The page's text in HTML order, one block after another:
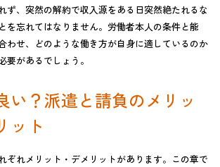
ず、突然の解約で収入源をある日突然絶たれるな
を忘れてはなりません。労働者本人の条件と能
わせ、どのような働き方が自身に適しているのか
要があるでしょう。
い？派遣と請負のメリッ
ット
ぞれメリット・デメリットがあります。この章で